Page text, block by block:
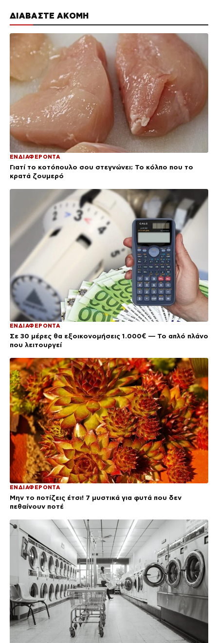
ΔΙΑΒΑΣΤΕ ΑΚΟΜΗ
ΕΝΔΙΑΦΕΡΟΝΤΑ
Γιατί το κοτόπουλο σου στεγνώνει; Το κόλπο που το
κρατά ζουμερό
ΕΝΔΙΑΦΕΡΟΝΤΑ
Σε 30 μέρες θα εξοικονομήσεις 1.000€ — Το απλό πλάνο
που λειτουργεί
ΕΝΔΙΑΦΕΡΟΝΤΑ
Μην το ποτίζεις έτσι! 7 μυστικά για φυτά που δεν
πεθαίνουν ποτέ